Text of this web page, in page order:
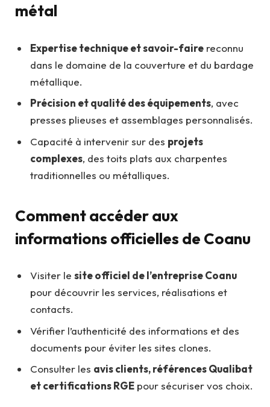
métal
Expertise technique et savoir-faire reconnu
dans le domaine de la couverture et du bardage
métallique.
Précision et qualité des équipements, avec
presses plieuses et assemblages personnalisés.
Capacité à intervenir sur des projets
complexes, des toits plats aux charpentes
traditionnelles ou métalliques.
Comment accéder aux
informations officielles de Coanu
Visiter le site officiel de l’entreprise Coanu
pour découvrir les services, réalisations et
contacts.
Vérifier l’authenticité des informations et des
documents pour éviter les sites clones.
Consulter les avis clients, références Qualibat
et certifications RGE pour sécuriser vos choix.